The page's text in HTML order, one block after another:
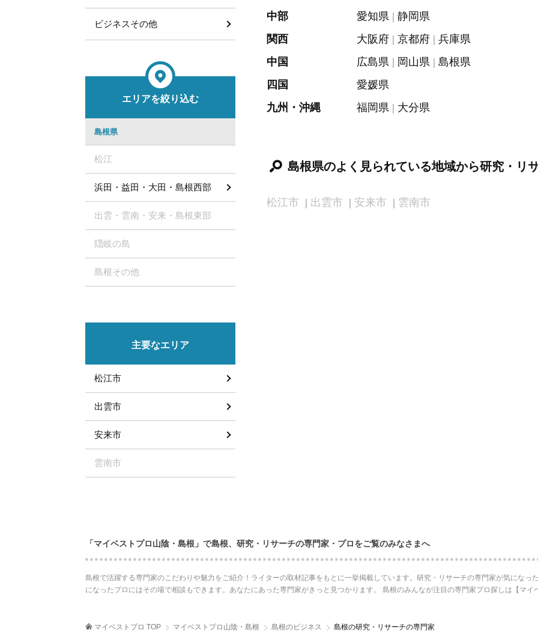
中部
愛知県
静岡県
関西
大阪府 京都府
兵庫県
中国
広島県 岡山県
島根県
四国
愛媛県
九州・沖縄
福岡県 大分県
島根県のよく見られている地域から研究・リ
松江市 出雲市 安来市 雲南市
ビジネスその他
エリアを絞り込む
島根県
松江
浜田・益田・大田・島根西部
出雲・雲南・安来・島根東部
隠岐の島
島根その他
主要なエリア
松江市
出雲市
安来市
雲南市
「マイベストプロ山陰・島根」で島根、研究・リサーチの専門家・プロをご覧のみなさまへ
島根で活躍する専門家のこだわりや魅力をご紹介！ライターの取材記事をもとに一挙掲載しています。研究・リサーチの専門家が気になっ
になったプロにはその場で相談もできます。あなたにあった専門家がきっと見つかります。 島根のみんなが注目の専門家プロ探しは【マイ
マイベストプロ TOP マイベストプロ山陰・島根 島根のビジネス 島根の研究・リサーチの専門家